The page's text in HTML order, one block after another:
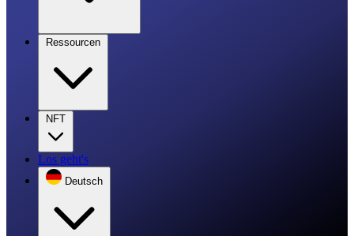
Ressourcen
NFT
Los geht's
Deutsch